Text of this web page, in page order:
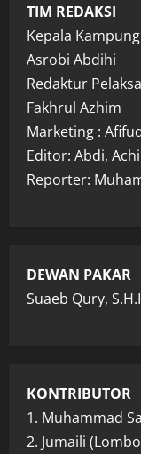
TIM REDAKSI
Kepala
Asrobi Abdihi
Redaktur
Fakhrul Azhim
Marketing :
Editor: Abdi,
Reporter:
DEWAN PAKAR
Suaeb Qury,
KONTRIBUTOR
1. Muhammad
2. Jumaili